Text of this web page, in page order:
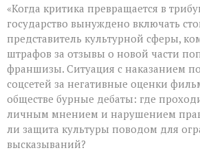
«Когда критика превращается в
государство вынуждено включать
представитель культурной сферы,
штрафов за отзывы о новой части
франшизы. Ситуация с наказанием
соцсетей за негативные оценки
обществе бурные дебаты: где
личным мнением и нарушением
ли защита культуры поводом для
высказываний?